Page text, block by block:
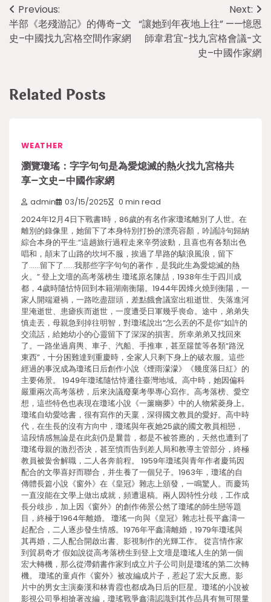
Post
navigation
Previous:
半部《老殘游記》的傳奇–文
史–中國找九宮格空間作家網
Next:
“讓她到年夜地上往” ——憶恩
師韋君宜-找九宮格會議-文
史–中國作家網
Related Posts
WEATHER
瀏覽瓊瑤：字字句句是為愛熄滅的熱火找九宮格共
享–文史–中國作家網
admin 03/15/2025 0 min read
2024年12月4日下戰書1時，86歲的有名作家瓊瑤離別了人世。在
離別的錄像里，她留下了本身特別打扮的漂亮容顏，吟誦詩句歸納
綜合本身的平生:“這趟旅行過程走來辛勞波動，且喜也有各類出色
唱和，顛末了山路的坎坷不服，挨過了旱路的駭浪風浪，留下
了……留下了……我那些字字句句的著作，是我此生為愛熄滅的熱
火。” 登上文壇的高考落榜生 瓊瑤原名陳喆，1938年生于四川成
都，4歲時隨怙恃回到本籍湖南衡陽。1944年因烽火燒到衡陽，一
家人開端避禍，一路吃盡甜頭，差點餓會議室出租逝世、失落進河
里淹逝世、患瘧疾而逝世，一度遭受日軍幾乎喪命。途中，弟弟失
慎走丟，母親急到掉往明智，對瓊瑤說出“怎么丟的不是你”如許的
交流話，給她幼小的心靈留下了深深的損害。所幸弟弟又找回來
了。一路坐過肩輿、車子、汽船、手推車，甚至籮筐等各類“路況
東西”，十分困難達到重慶時，全家人只剩下身上的破衣服。這些
經過的事況成為瓊瑤日后創作小說《煙雨濛濛》《幾度落日紅》的
主要佈景。 1949年瓊瑤隨怙恃遷往臺灣地域。高中時，她因偏科
嚴重兩次高考落榜，后來決議廢棄考學專心寫作。高考落榜、愛空
想，這些特色也表現在瓊瑤小說《一簾幽夢》中的人物紫菱身上。
瓊瑤自幼愛唸書，很有寫作的天稟，深得國文教員的愛好。高中時
代，在生長的沒有方向中，瓊瑤與年夜她25歲的國文教員相戀，
這段情感無論是在此刻仍是曩昔，都是不被答應的，天然也遭到了
瓊瑤母親的激烈否決，甚至憤而告到差人局和教導主管部分，終極
教員被黌舍解職，二人各奔前程。 1959年瓊瑤與青年作者慶筠因
配合的文學喜好而聯合，并生養了一個兒子。1963年，瓊瑤的自
傳體長篇小說《窗外》在《皇冠》雜志上頒發，一鳴驚人。而慶筠
一直沒能在文學上做出成就，頻遭退稿。兩人因特性分歧，工作成
長分歧步，加上因《窗外》的創作佈景公然了瓊瑤的師生戀等題
目，終極于1964年離婚。 瓊瑤一向與《皇冠》雜志社長平鑫濤一
起配合，二人逐步發生情感。1976年平鑫濤離婚，1979年瓊瑤與
其再婚，二人配合開啟出書、影視制作的光輝工作。 從言情作家
到貿易奇才 假如說從高考落榜生到登上文壇是瓊瑤人生的第一個
宏大轉機，那么從滯銷書作家到成立片子公司則是瓊瑤的第二次轉
機。 瓊瑤的童貞作《窗外》被改編成片子，惹起了宏大反應。影
片中的男女主演秦漢和林青霞也都成為日后的巨星。瓊瑤的小說被
影視公司爭相搶著改編，瓊瑤戰爭鑫濤認識到其作品具有無可限量